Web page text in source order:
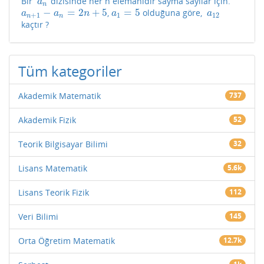
an
an+1 − an = 2n + 5
an+1 −a n=2 n+ 5 , a1 = 5
a1 =5 olduğuna göre, a12
a12
kaçtır ?
Tüm kategoriler
Akademik Matematik 737
Akademik Fizik 52
Teorik Bilgisayar Bilimi 32
Lisans Matematik 5.6k
Lisans Teorik Fizik 112
Veri Bilimi 145
Orta Öğretim Matematik 12.7k